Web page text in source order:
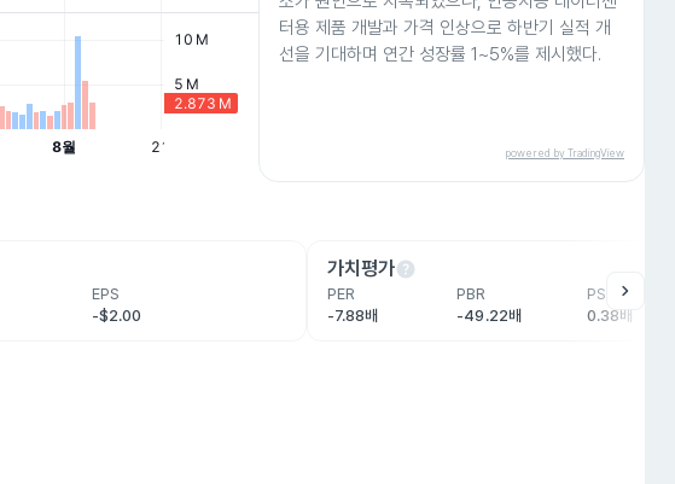
터용 제품 개발과 가격 인상으로 하반기 실적 개
선을 기대하며 연간 성장률 1~5%를 제시했다.
powered by TradingView
EPS
-$2.00
가치평가help
PER
-7.88배
PBR
-49.22배
PSR
0.38배
chevron_right